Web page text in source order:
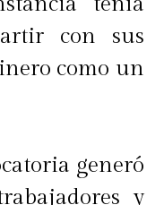
con sus
como un
generó
y